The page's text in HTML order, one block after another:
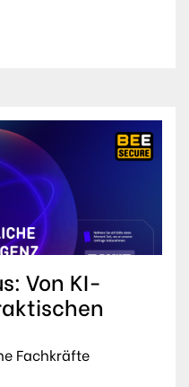
Von KI-
Fachkräfte